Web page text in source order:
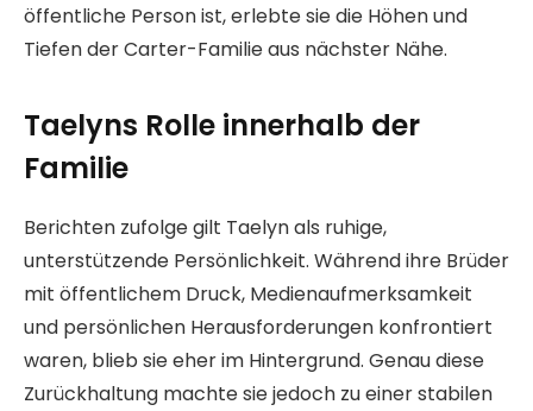
öffentliche Person ist, erlebte sie die Höhen und
Tiefen der Carter-Familie aus nächster Nähe.
Taelyns Rolle innerhalb der
Familie
Berichten zufolge gilt Taelyn als ruhige,
unterstützende Persönlichkeit. Während ihre Brüder
mit öffentlichem Druck, Medienaufmerksamkeit
und persönlichen Herausforderungen konfrontiert
waren, blieb sie eher im Hintergrund. Genau diese
Zurückhaltung machte sie jedoch zu einer stabilen